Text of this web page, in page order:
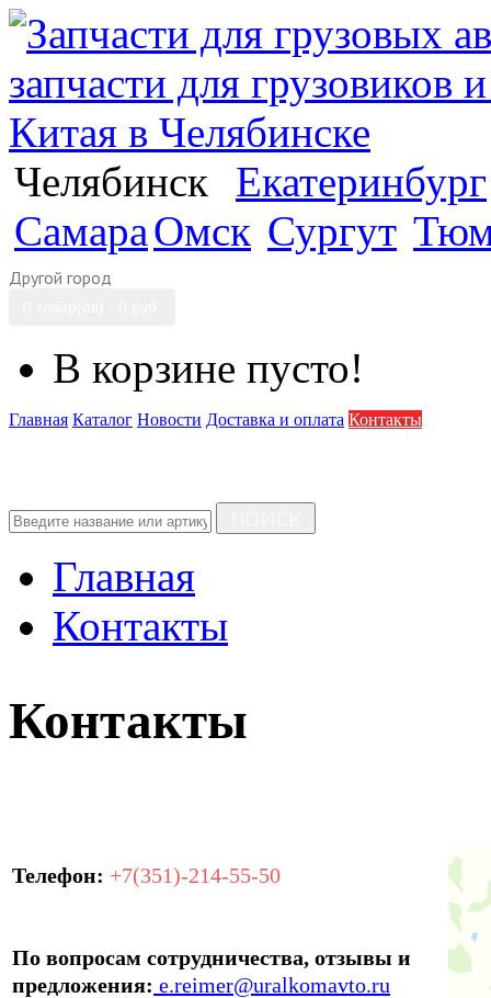
Челябинск
Екатеринбург
СамараОмск Сургут
Другой город
В корзине пусто!
Главная Каталог Новости Доставка и оплата Контакты
Главная
Контакты
Контакты
Телефон: +7(351)-214-55-50
По вопросам сотрудничества, отзывы и
предложения: e.reimer@uralkomavto.ru